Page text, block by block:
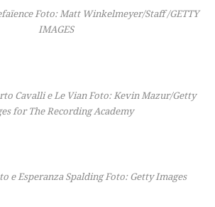
Foto: Matt Winkelmeyer/Staff /GETTY
IMAGES
Cavalli e Le Vian Foto: Kevin Mazur/Getty
for The Recording Academy
e Esperanza Spalding Foto: Getty Images